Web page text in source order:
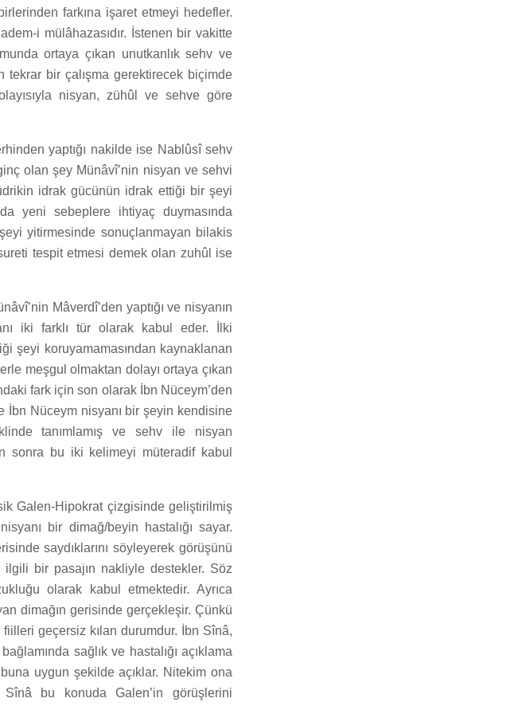
farkına işaret etmeyi hedefler.
i mülâhazasıdır. İstenen bir vakitte
ortaya çıkan unutkanlık sehv ve
tekrar bir çalışma gerektirecek biçimde
nisyan, zühûl ve sehve göre
yaptığı nakilde ise Nablûsî sehv
olan şey Münâvî’nin nisyan ve sehvi
idrak gücünün idrak ettiği bir şeyi
yeni sebeplere ihtiyaç duymasında
yitirmesinde sonuçlanmayan bilakis
tespit etmesi demek olan zuhûl ise
Mâverdî’den yaptığı ve nisyanın
iki farklı tür olarak kabul eder. İlki
şeyi koruyamamasından kaynaklanan
meşgul olmaktan dolayı ortaya çıkan
fark için son olarak İbn Nüceym’den
İbn Nüceym nisyanı bir şeyin kendisine
tanımlamış ve sehv ile nisyan
sonra bu iki kelimeyi müteradif kabul
Galen-Hipokrat çizgisinde geliştirilmiş
bir dimağ/beyin hastalığı sayar.
saydıklarını söyleyerek görüşünü
ilgili bir pasajın nakliyle destekler. Söz
olarak kabul etmektedir. Ayrıca
dimağın gerisinde gerçekleşir. Çünkü
geçersiz kılan durumdur. İbn Sînâ,
sağlık ve hastalığı açıklama
buna uygun şekilde açıklar. Nitekim ona
bu konuda Galen’in görüşlerini